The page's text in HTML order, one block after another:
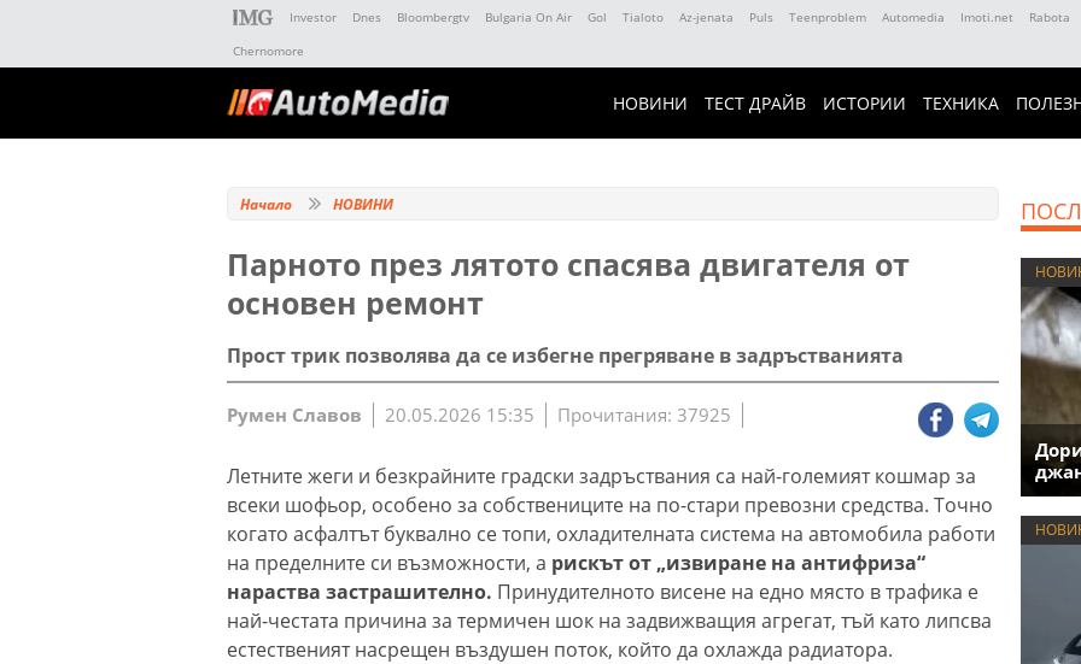
Investor Dnes Bloombergtv Bulgaria On Air Gol Tialoto Az-jenata Puls Teenproblem Automedia Imoti.net Rabota
Chernomore
НОВИНИ ТЕСТ ДРАЙВ ИСТОРИИ ТЕХНИКА
Начало НОВИНИ
Парното през лятото спасява двигателя от
основен ремонт
Прост трик позволява да се избегне прегряване в задръстванията
Румен Славов 20.05.2026 15:35 Прочитания: 37925
Летните жеги и безкрайните градски задръствания са най-големият кошмар за
всеки шофьор, особено за собствениците на по-стари превозни средства. Точно
когато асфалтът буквално се топи, охладителната система на автомобила работи
на пределните си възможности, а рискът от „извиране на антифриза“
нараства застрашително. Принудителното висене на едно място в трафика е
най-честата причина за термичен шок на задвижващия агрегат, тъй като липсва
естественият насрещен въздушен поток, който да охлажда радиатора.